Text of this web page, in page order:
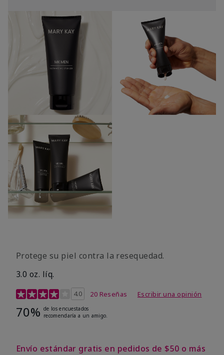
Protege su piel contra la resequedad.
3.0 oz. líq.
Calificación de clientes de 3,7 de 5
4.0 20 Reseñas Escribir una opinión
70% de los encuestados
recomendaría a un amigo.
Envío estándar gratis en pedidos de $50 o más